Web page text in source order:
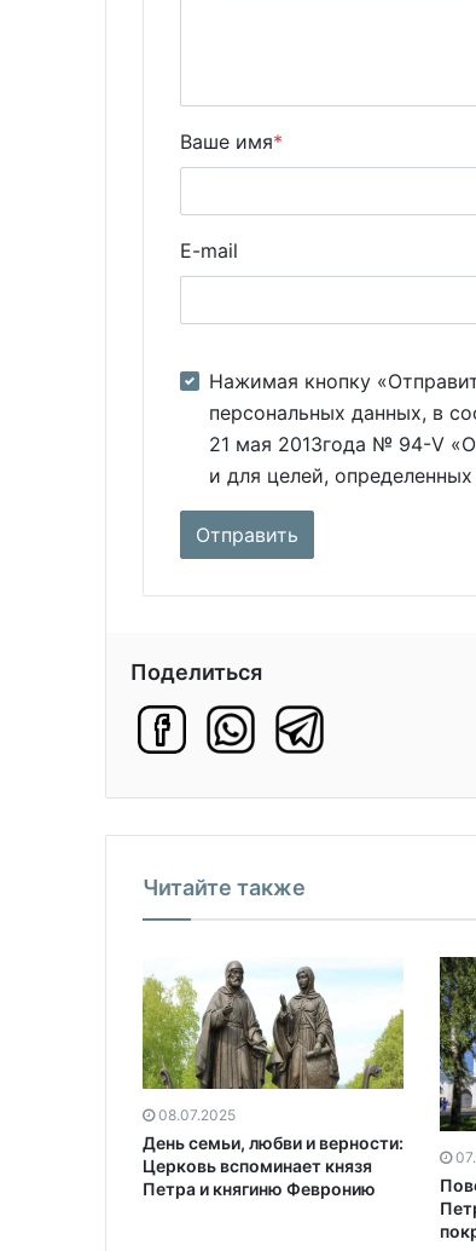
Ваше имя*
E-mail
Нажимая кнопку
персональных данных, в
21 мая 2013года № 94-V
и для целей,
Поделиться
Читайте также
08.07.2025
День семьи, любви и верности:
Церковь вспоминает князя
Петра и княгиню Февронию